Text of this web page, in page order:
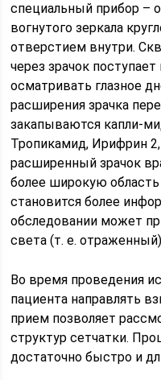
специальный прибор –
вогнутого зеркала
отверстием внутри.
через зрачок
осматривать глазное
расширения зрачка
закапываются капли-
Тропикамид, Ирифрин
расширенный зрачок
более широкую область
становится более
обследовании может
света (т. е.
Во время проведения
пациента направлять
прием позволяет
структур сетчатки.
достаточно быстро и